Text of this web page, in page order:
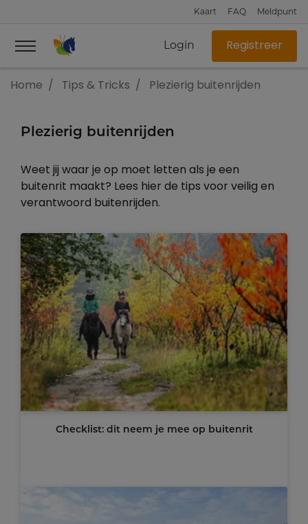
Kaart FAQ Meldpunt
Login Registreer
Home Tips & Tricks Plezierig buitenrijden
Plezierig buitenrijden
Weet jij waar je op moet letten als je een
buitenrit maakt? Lees hier de tips voor veilig en
verantwoord buitenrijden.
Checklist: dit neem je mee op buitenrit